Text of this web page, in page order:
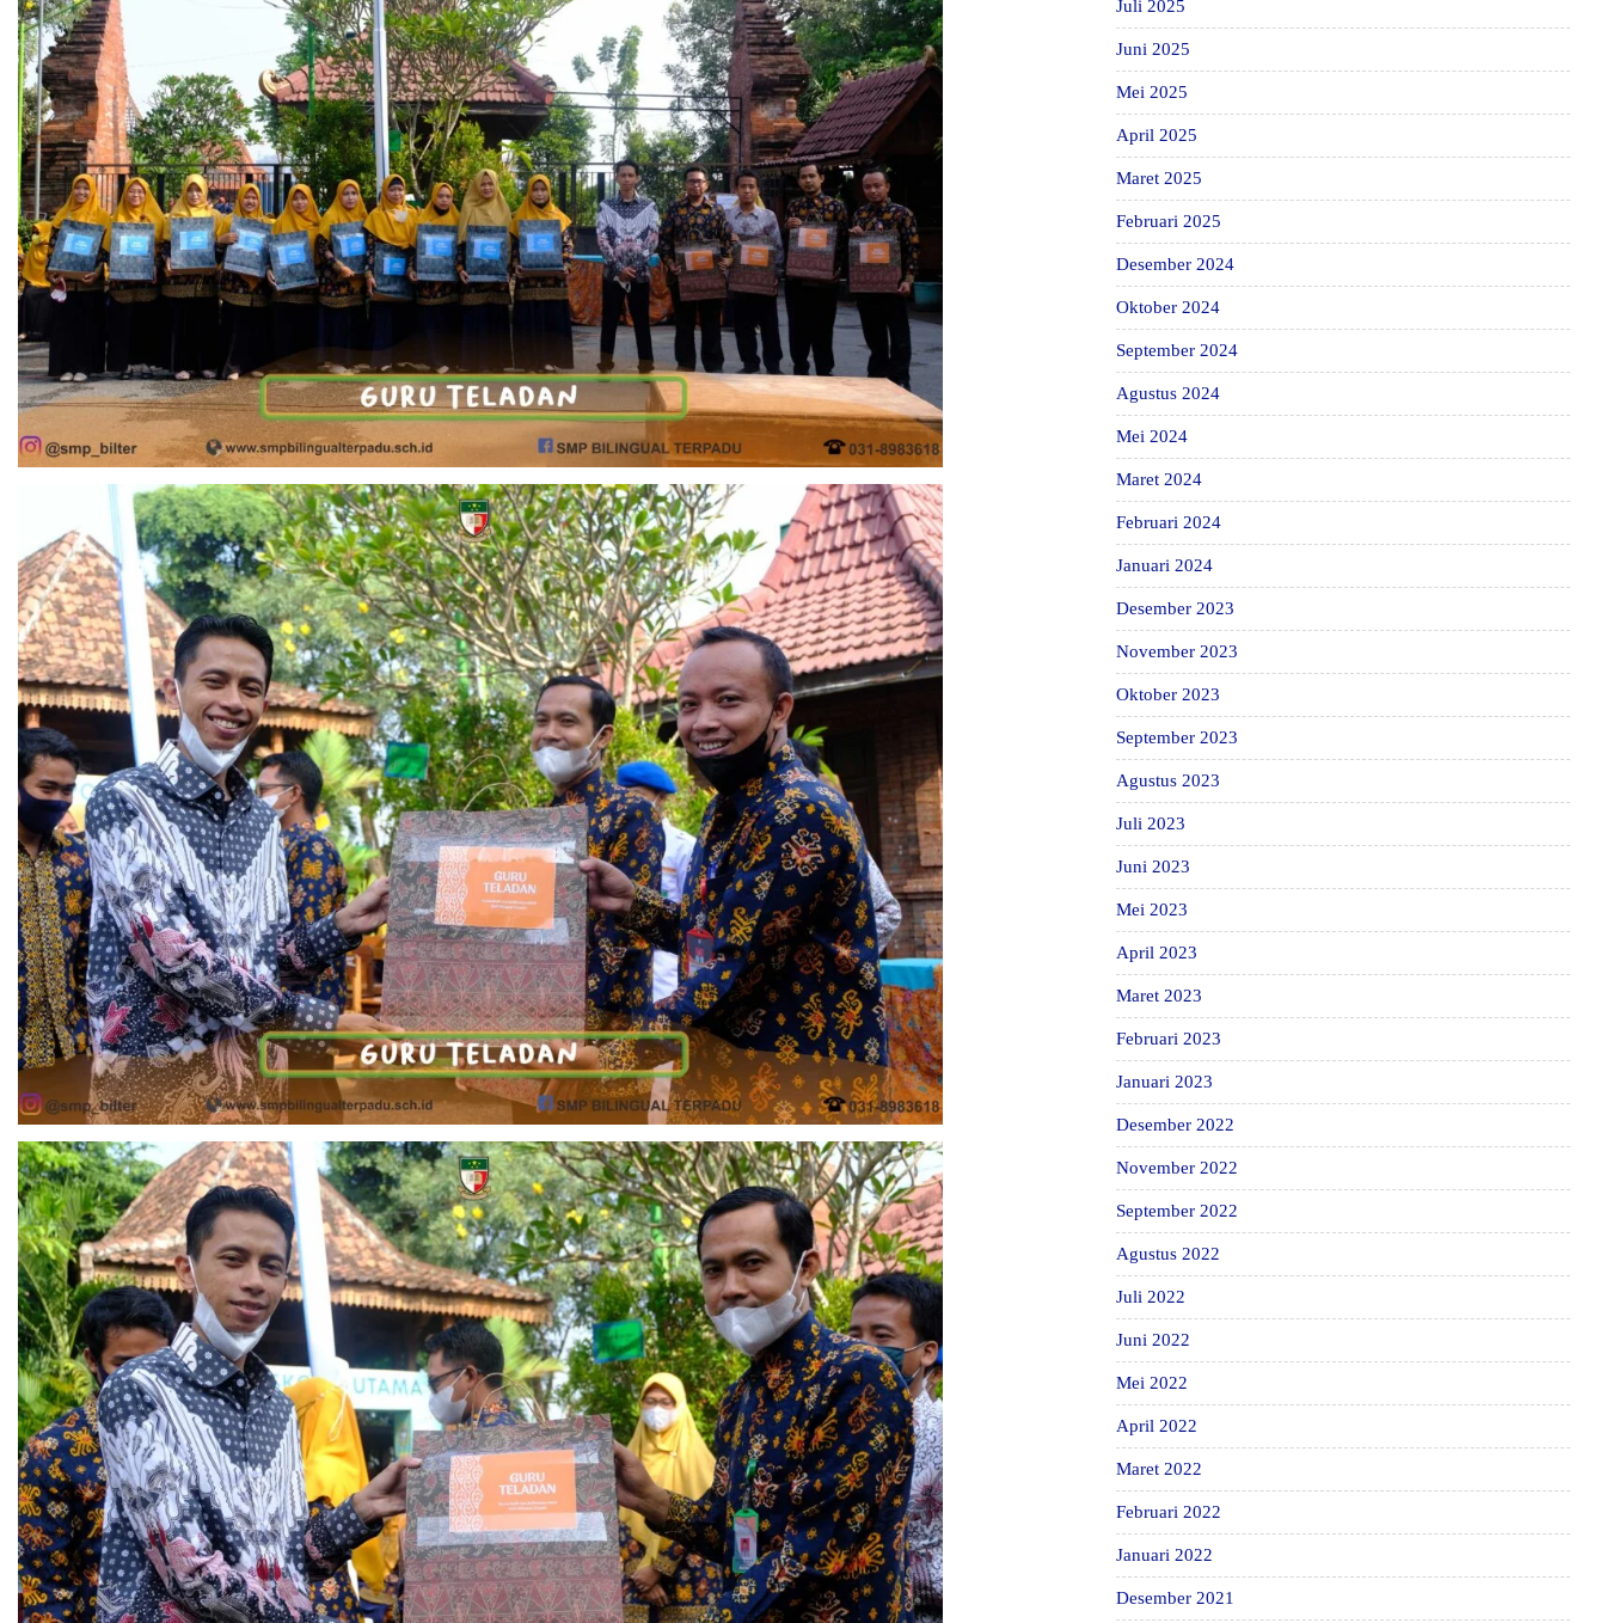
Juli 2025
Juni 2025
Mei 2025
April 2025
Maret 2025
Februari 2025
Desember 2024
Oktober 2024
September 2024
Agustus 2024
Mei 2024
Maret 2024
Februari 2024
Januari 2024
Desember 2023
November 2023
Oktober 2023
September 2023
Agustus 2023
Juli 2023
Juni 2023
Mei 2023
April 2023
Maret 2023
Februari 2023
Januari 2023
Desember 2022
November 2022
September 2022
Agustus 2022
Juli 2022
Juni 2022
Mei 2022
April 2022
Maret 2022
Februari 2022
Januari 2022
Desember 2021